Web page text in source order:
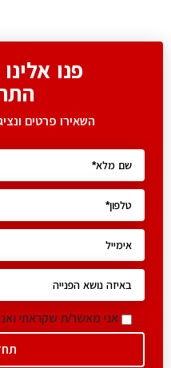
פנו
השאירו פרטים
אני מאשר/ת שקראתי